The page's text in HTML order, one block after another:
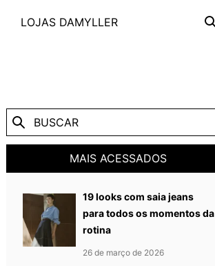
LOJAS DAMYLLER
MAIS ACESSADOS
19 looks com saia jeans
para todos os momentos da
rotina
Publicado em
26 de março de 2026